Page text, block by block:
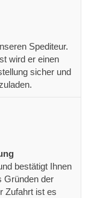
Spediteur.
wird er einen
sicher und
bestätigt Ihnen
Gründen der
Zufahrt ist es